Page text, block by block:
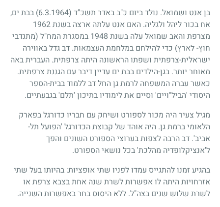
בן אנט ושמואל. נולד ביום כ"ב באדר תשכ"ד (6.3.1964)
בבת ים,
אח בכור ליהל ולגליה. האם אנט עלתה ארצה בשנת1962
מצרפת והאב שמואל עלה בשנת 1948 במסגרת המח"ל (מתנדבי
חוץ- לארץ) כדי להילחם במלחמת העצמאות. דב גדל באווירה
ישראלית-צרפתית ושפתו הראשונה היתה צרפתית. העברית באה
מאוחר יותר. בגן-הילדים בבת ים עדיין דיבר עם הגננת צרפתית.
כאשר עברה המשפחה לרמת גן החל דב ללמוד בבית-הספר
היסודי 'הביל"ויים' וסיים את לימודיו בתיכון 'תלם' בגבעתיים.
מגיל צעיר היה מכור לספורט ושיחק עם חבריו כדורגל בפארק
הלאומי ברמת גן. היה אוהד של קבוצת הכדורגל 'הפועל תל-
אביב'. דב הרבה לצפות בערוצי הספורט השונים והפך
ל'אנציקלופדיה מהלכת' בכל נושאי הספורט.
בהגיע זמנו להתגייס עמדו לפניו שתי אופציות: בהיותו בעל שתי
אזרחויות היתה לו אפשרות לשרת שנה אחת בצבא צרפת או
לשרת שלוש שנים בצה"ל. ללא היסוס בחר באפשרות השנייה.